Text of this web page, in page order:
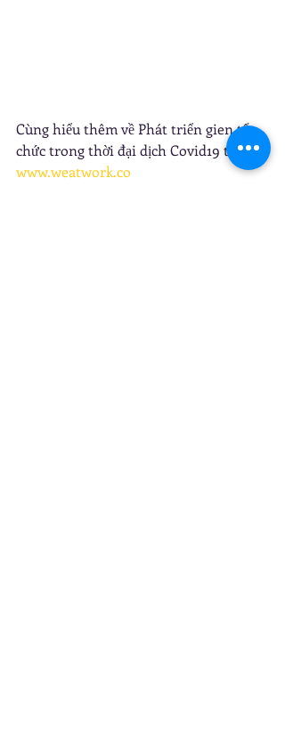
Cùng hiểu thêm về Phát triển gien tổ
chức trong thời đại dịch Covid19 tại
www.weatwork.co